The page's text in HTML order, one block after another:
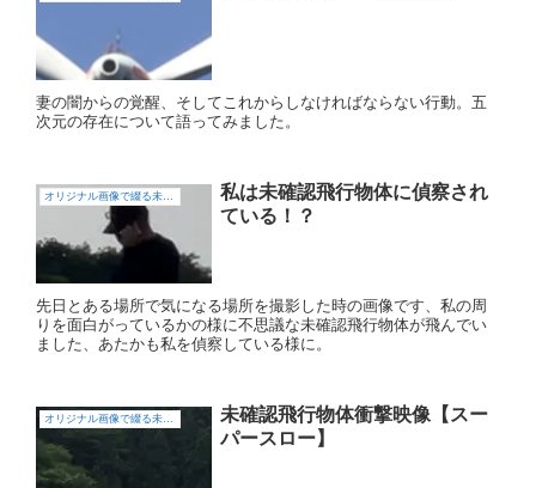
妻の闇からの覚醒、そしてこれからしなければならない行動。五
次元の存在について語ってみました。
オリジナル画像で綴る未確認飛行物体（UFO)
私は未確認飛行物体に偵察され
ている！？
先日とある場所で気になる場所を撮影した時の画像です、私の周
りを面白がっているかの様に不思議な未確認飛行物体が飛んでい
ました、あたかも私を偵察している様に。
オリジナル画像で綴る未確認飛行物体（UFO)
未確認飛行物体衝撃映像【スー
パースロー】